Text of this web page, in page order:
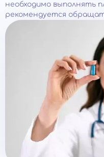
необходимо выполнять
рекомендуется